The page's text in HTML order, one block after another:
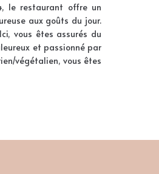
le restaurant offre un
aux goûts du jour.
vous êtes assurés du
et passionné par
végétalien, vous êtes